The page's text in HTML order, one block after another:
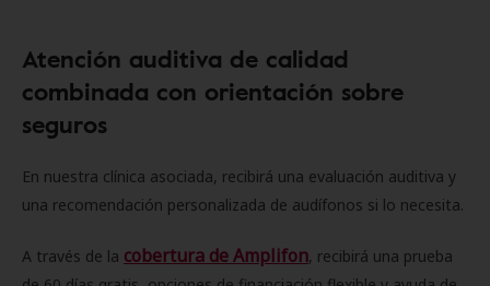
Atención auditiva de calidad
combinada con orientación sobre
seguros
En nuestra clínica asociada, recibirá una evaluación auditiva y
una recomendación personalizada de audífonos si lo necesita.
A través de la cobertura de Amplifon, recibirá una prueba